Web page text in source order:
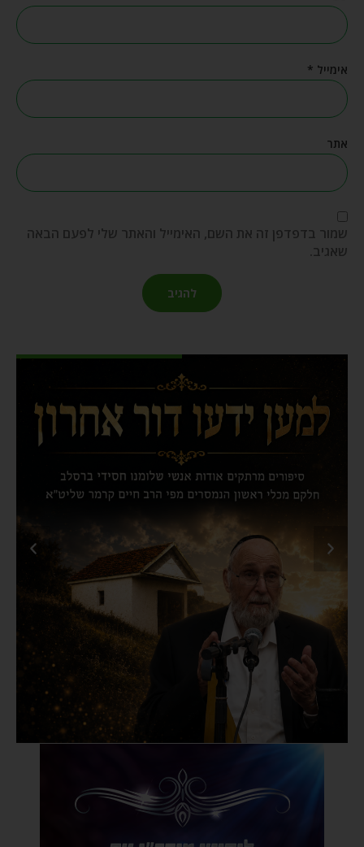
אימייל *
אתר
שמור בדפדפן זה את השם, האימייל והאתר שלי לפעם הבאה
שאגיב.